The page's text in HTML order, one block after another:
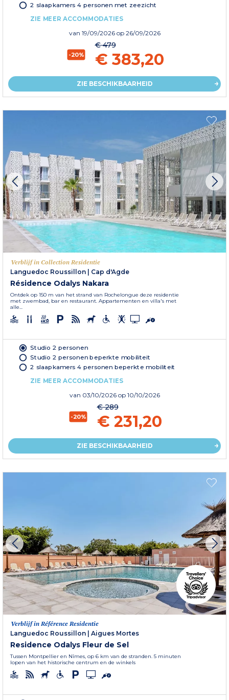
2 slaapkamers 4 personen met zeezicht
ZIE MEER ACCOMMODATIES
van 19/09/2026 op 26/09/2026
-20%
€ 479
€ 383,20
ZIE BESCHIKBAARHEID
Verblijf in Collection Residentie
Languedoc Roussillon | Cap d'Agde
Résidence Odalys Nakara
Ontdek op 150 m van het strand van Rochelongue deze residentie
met zwembad, bar en restaurant. Appartementen en villa's met
alle...
Studio 2 personen
Studio 2 personen beperkte mobiliteit
2 slaapkamers 4 personen beperkte mobiliteit
ZIE MEER ACCOMMODATIES
van 03/10/2026 op 10/10/2026
-20%
€ 289
€ 231,20
ZIE BESCHIKBAARHEID
Verblijf in Référence Residentie
Languedoc Roussillon | Aigues Mortes
Residence Odalys Fleur de Sel
Tussen Montpellier en Nîmes, op 6 km van de stranden. 5 minuten
lopen van het historische centrum en de winkels